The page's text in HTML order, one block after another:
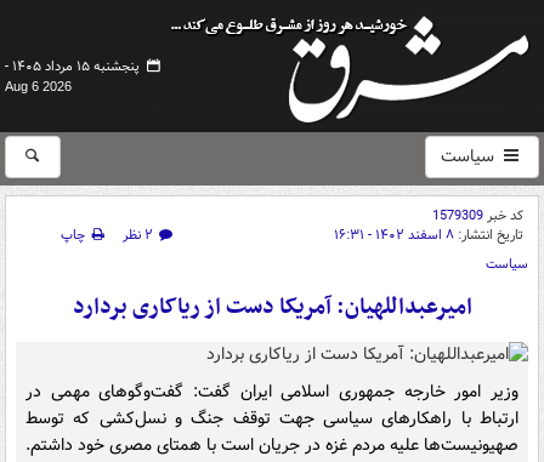
پنجشنبه ۱۵ مرداد ۱۴۰۵ -
Aug 6 2026
سیاست
کد خبر1579309
تاریخ انتشار: ۸ اسفند ۱۴۰۲ - ۱۶:۳۱ ۲ نظر
چاپ
سیاست
امیرعبداللهیان: آمریکا دست از ریاکاری بردارد
وزیر امور خارجه جمهوری اسلامی ایران گفت: گفت‌وگوهای مهمی در
ارتباط با راهکارهای سیاسی جهت توقف جنگ و نسل‌کشی که توسط
صهیونیست‌ها علیه مردم غزه در جریان است با همتای مصری خود داشتم.